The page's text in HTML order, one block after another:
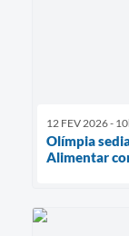
12 FEV 2026 -
Olímpia
Alimentar